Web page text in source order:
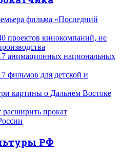
фильма «Последний
проектов кинокомпаний, не
анимационных национальных
фильмов для детской и
картины о Дальнем Востоке
расширить прокат
РФ